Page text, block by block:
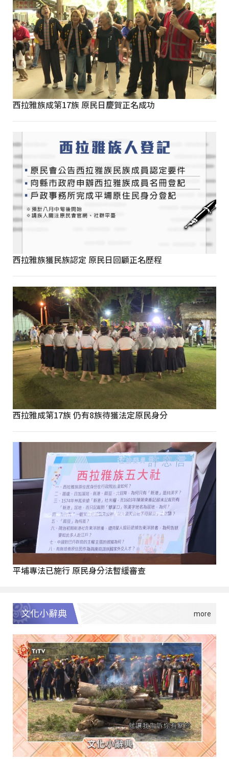
西拉雅族成第17族 原民日慶賀正名成功
西拉雅族獲民族認定 原民日回顧正名歷程
西拉雅成第17族 仍有8族待獲法定原民身分
平埔專法已施行 原民身分法暫緩審查
文化小辭典